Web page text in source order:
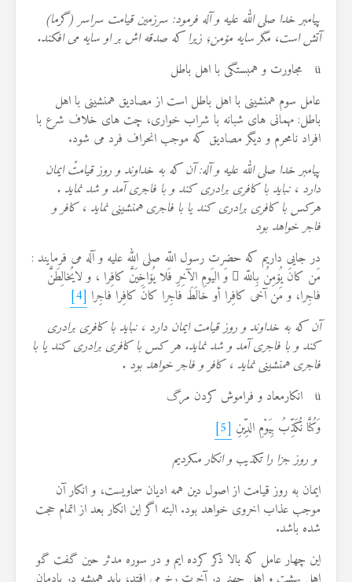
پیامبر خدا صلى الله علیه و آله فرمود: سرزمین قیامت سراسر (گرما)
آتش است، مگر سایه مۆمن؛ زیرا كه صدقه اش بر او سایه مى افكند.
ü مجاورت و همبستگی با اهل باطل
عامل سوم همنشینی با اهل باطل است از مصادیق همنشینی با اهل
باطل: مهمانی های شبانه با شراب خواری، چت های خلاف شرع با
افراد نامحرم و دیگر مصادیق که موجب انحراف فرد می شود.
پیامبر خدا صلی الله علیه و آله: آن كه به خداوند و روز قیامتْ ایمان
دارد ، نباید با كافرى برادرى كند و با فاجرى آمد و شد نماید .
هركس با كافرى برادرى كند یا با فاجرى همنشینى نماید ، كافر و
فاجر خواهد بود
در جایی داریم که حضرت رسول اللّه صلی الله علیه و آله می فرمایند :
مَن كانَ یُۆمِنُ بِاللّه ِ وَ الیَومِ الآخِرِ فَلا یُۆاخِیَنَّ كافِرا ، و لایُخالِطَنَّ
فاجِرا، و مَن آخى كافِرا أو خالَطَ فاجِرا كانَ كافِرا فاجِرا [4]
آن كه به خداوند و روز قیامت ایمان دارد ، نباید با كافرى برادرى
كند و با فاجرى آمد و شد نماید. هر كس با كافرى برادرى كند یا با
فاجرى همنشینى نماید ، كافر و فاجر خواهد بود .
ü انکارمعاد و فراموش کردن مرگ
وَكُنَّا نُكَذِّبُ بِیَوْمِ الدِّینِ [5]
و روز جزا را تكذیب و انكار مى‏كردیم
ایمان به روز قیامت از اصول دین همه ادیان سماویست، و انکار آن
موجب عذاب اخروی خواهد بود. البته اگر این انکار بعد از اتمام حجت
شده باشد.
این چهار عامل که بالا ذکر کرده ایم و در سوره مدثر حین گفت گو